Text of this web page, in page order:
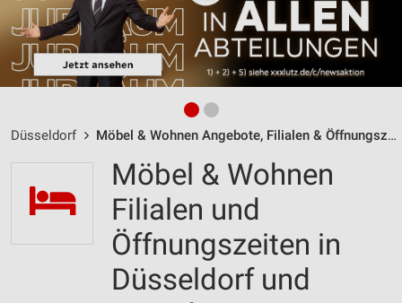
Düsseldorf Möbel & Wohnen Angebote, Filialen & Öffnungszeiten
Möbel & Wohnen
Filialen und
Öffnungszeiten in
Düsseldorf und